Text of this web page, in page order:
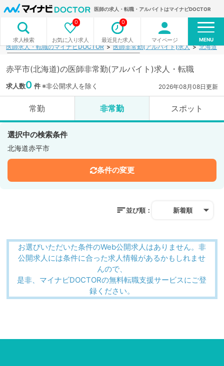
医師の求人・転職・アルバイトはマイナビDOCTOR
求人検索 お気に入り求人
0
最近見た求人
0
マイページ MENU
医師求人・転職のマイナビDOCTOR 医師非常勤(アルバイト)求人 北海道
赤平市(北海道)の医師非常勤(アルバイト)求人・転職
求人数0 件※非公開求人を除く 2026年08月08日更新
常勤 非常勤 スポット
選択中の検索条件
北海道赤平市
条件の変更
並び順： 新着順
お選びいただいた条件のWeb公開求人はありません。非
公開求人には条件に合った求人情報があるかもしれませ
んので、
是非、マイナビDOCTORの無料転職支援サービスにご登
録ください。